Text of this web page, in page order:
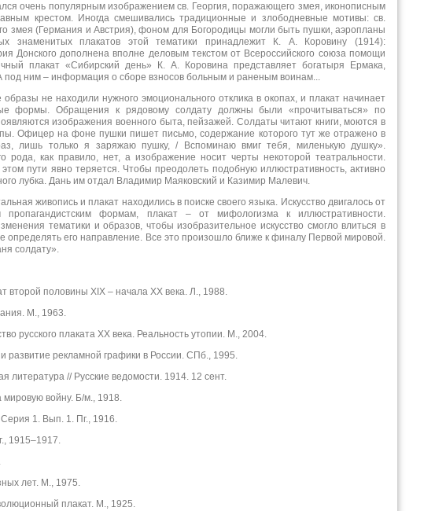
очень популярным изображением св. Георгия, поражающего змея, иконописным
крестом. Иногда смешивались традиционные и злободневные мотивы: св.
змея (Германия и Австрия), фоном для Богородицы могли быть пушки, аэропланы
знаменитых плакатов этой тематики принадлежит К. А. Коровину (1914):
Донского дополнена вполне деловым текстом от Всероссийского союза помощи
плакат «Сибирский день» К. А. Коровина представляет богатыря Ермака,
под ним – информация о сборе взносов больным и раненым воинам...
не находили нужного эмоционального отклика в окопах, и плакат начинает
формы. Обращения к рядовому солдату должны были «прочитываться» по
изображения военного быта, пейзажей. Солдаты читают книги, моются в
Офицер на фоне пушки пишет письмо, содержание которого тут же отражено в
лишь только я заряжаю пушку, / Вспоминаю вмиг тебя, миленькую душку».
рода, как правило, нет, а изображение носит черты некоторой театральности.
пути явно теряется. Чтобы преодолеть подобную иллюстративность, активно
лубка. Дань им отдал Владимир Маяковский и Казимир Малевич.
живопись и плакат находились в поиске своего языка. Искусство двигалось от
пропагандистским формам, плакат – от мифологизма к иллюстративности.
тематики и образов, чтобы изобразительное искусство смогло влиться в
определять его направление. Все это произошло ближе к финалу Первой мировой.
солдату».
второй половины XIX – начала ХХ века. Л., 1988.
М., 1963.
русского плаката ХХ века. Реальность утопии. М., 2004.
развитие рекламной графики в России. СПб., 1995.
литература // Русские ведомости. 1914. 12 сент.
мировую войну. Б/м., 1918.
1. Вып. 1. Пг., 1916.
1915–1917.
лет. М., 1975.
плакат. М., 1925.